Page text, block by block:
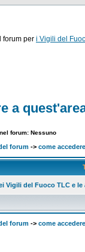
Il forum per i Vigili del
a
forum: Nessuno
forum -> come
Vigili del Fuoco TLC e le
forum -> come